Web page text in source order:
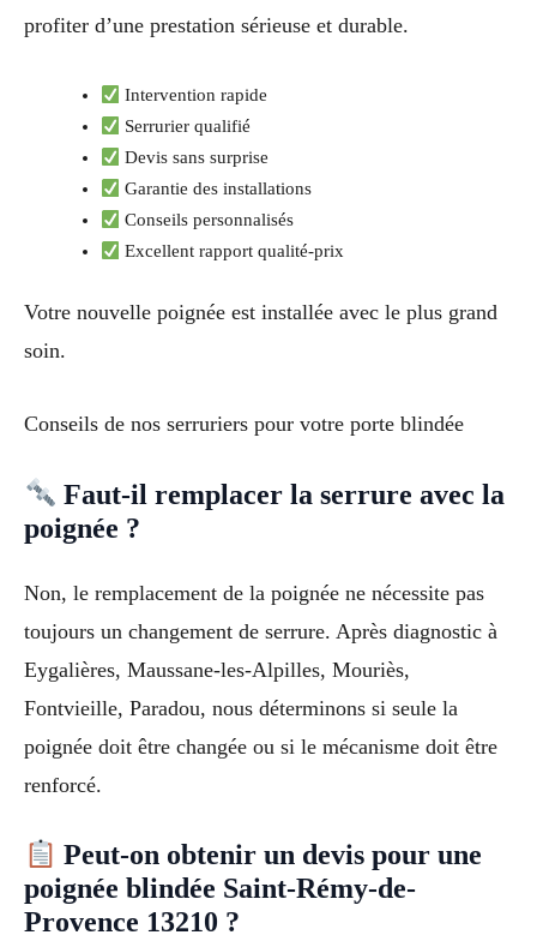
profiter d’une prestation sérieuse et durable.
Intervention rapide
Serrurier qualifié
Devis sans surprise
Garantie des installations
Conseils personnalisés
Excellent rapport qualité-prix
Votre nouvelle poignée est installée avec le plus grand
soin.
Conseils de nos serruriers pour votre porte blindée
Faut-il remplacer la serrure avec la
poignée ?
Non, le remplacement de la poignée ne nécessite pas
toujours un changement de serrure. Après diagnostic à
Eygalières, Maussane-les-Alpilles, Mouriès,
Fontvieille, Paradou, nous déterminons si seule la
poignée doit être changée ou si le mécanisme doit être
renforcé.
Peut-on obtenir un devis pour une
poignée blindée Saint-Rémy-de-
Provence 13210 ?